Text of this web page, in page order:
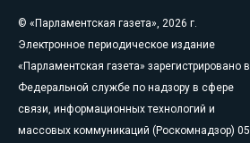
© «Парламентская газета», 2026 г.
Электронное периодическое издание
«Парламентская газета» зарегистрировано в
Федеральной службе по надзору в сфере
связи, информационных технологий и
массовых коммуникаций (Роскомнадзор) 05